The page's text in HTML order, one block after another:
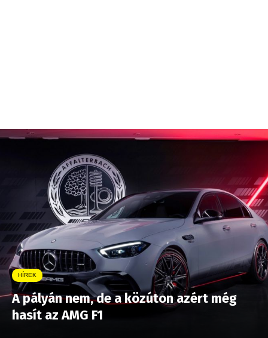
HÍREK
A pályán nem, de a közúton azért még
hasít az AMG F1